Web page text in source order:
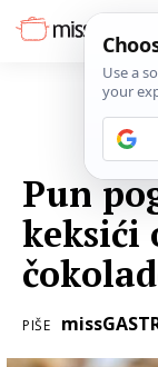
Pun
keksići
PIŠE